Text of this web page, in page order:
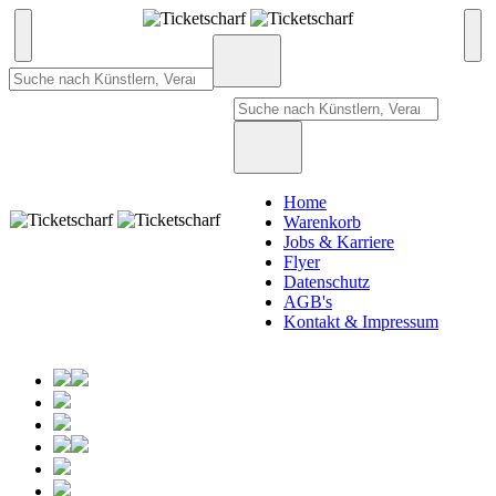
Home
Warenkorb
Jobs & Karriere
Flyer
Datenschutz
AGB's
Kontakt & Impressum